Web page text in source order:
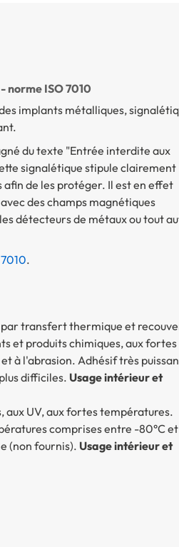
norme ISO 7010
implants métalliques,
du texte "Entrée interdite aux
signalétique stipule clairement
de les protéger. Il est en effet
des champs magnétiques
détecteurs de métaux ou tout
.
transfert thermique et
et produits chimiques, aux fortes
à l'abrasion. Adhésif très
difficiles. Usage intérieur et
aux UV, aux fortes températures.
comprises entre -80°C et
(non fournis). Usage intérieur et